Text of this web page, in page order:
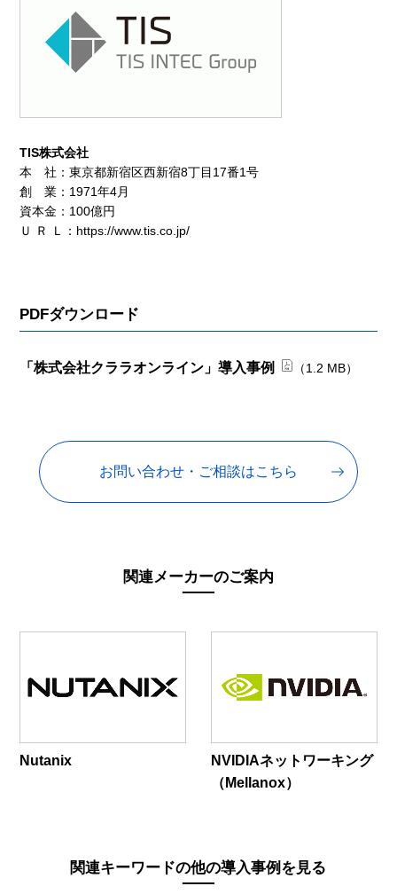
TIS株式会社
本 社：東京都新宿区西新宿8丁目17番1号
創 業：1971年4月
資本金：100億円
Ｕ Ｒ Ｌ： https://www.tis.co.jp/
PDFダウンロード
「株式会社クララオンライン」導入事例 （1.2 MB）
お問い合わせ・ご相談はこちら
関連メーカーのご案内
Nutanix
NVIDIAネットワーキング
（Mellanox）
関連キーワードの他の導入事例を見る